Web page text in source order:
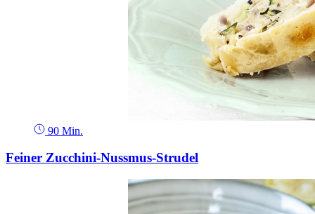
90 Min.
Feiner Zucchini-Nussmus-Strudel